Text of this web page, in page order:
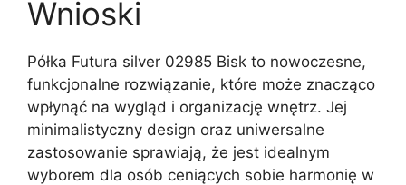
Wnioski
Półka Futura silver 02985 Bisk to nowoczesne,
funkcjonalne rozwiązanie, które może znacząco
wpłynąć na wygląd i organizację wnętrz. Jej
minimalistyczny design oraz uniwersalne
zastosowanie sprawiają, że jest idealnym
wyborem dla osób ceniących sobie harmonię w